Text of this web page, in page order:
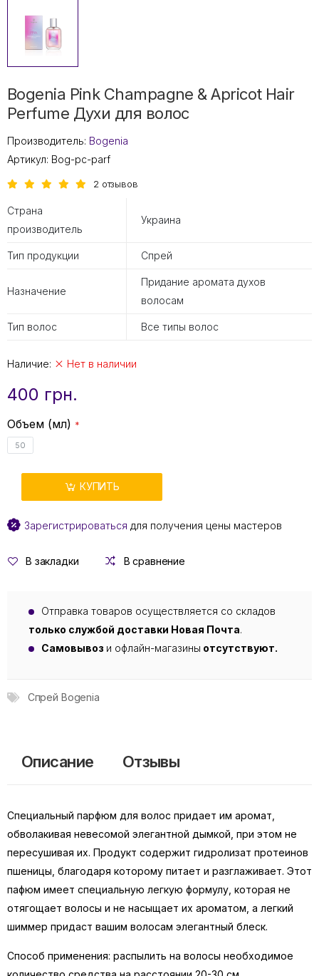
Bogenia Pink Champagne & Apricot Hair
Perfume Духи для волос
Производитель: Bogenia
Артикул: Bog-pc-parf
2 отзывов
Страна
производитель
Украина
Тип продукции Спрей
Назначение
Придание аромата духов
волосам
Тип волос Все типы волос
Наличие: Нет в наличии
400 грн.
Объем (мл)
50
КУПИТЬ
Зарегистрироваться для получения цены мастеров
В закладки В сравнение
Отправка товаров осуществляется со складов
только службой доставки Новая Почта.
Самовывоз и офлайн-магазины отсутствуют.
Спрей Bogenia
Описание Отзывы
Специальный парфюм для волос придает им аромат,
обволакивая невесомой элегантной дымкой, при этом не
пересушивая их. Продукт содержит гидролизат протеинов
пшеницы, благодаря которому питает и разглаживает. Этот
пафюм имеет специальную легкую формулу, которая не
отягощает волосы и не насыщает их ароматом, а легкий
шиммер придаст вашим волосам элегантный блеск.
Способ применения: распылить на волосы необходимое